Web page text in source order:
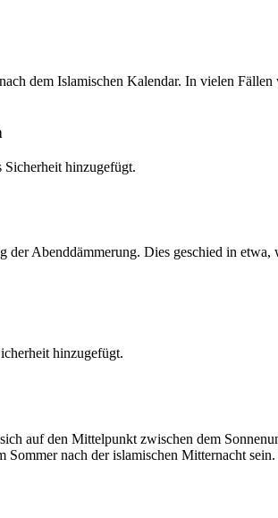
dem Islamischen Kalendar. In vielen
hinzugefügt.
Abenddämmerung. Dies geschied in
hinzugefügt.
auf den Mittelpunkt zwischen dem
nach der islamischen Mitternacht